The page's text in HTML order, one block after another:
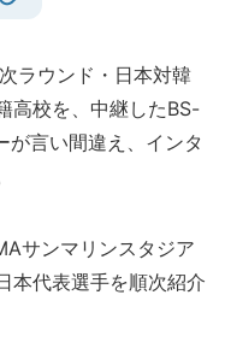
ラウンド・日本対韓
高校を、中継したBS-
が言い間違え、インタ
サンマリンスタジア
本代表選手を順次紹介